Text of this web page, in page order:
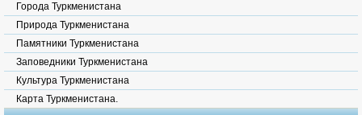
Города Туркменистана
Природа Туркменистана
Памятники Туркменистана
Заповедники Туркменистана
Культура Туркменистана
Карта Туркменистана.